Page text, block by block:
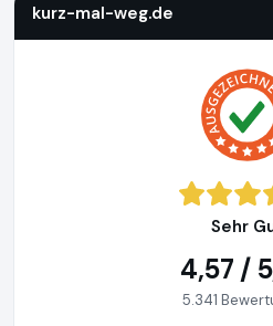
kurz-mal-weg.de
Sehr
4,57 /
5.341